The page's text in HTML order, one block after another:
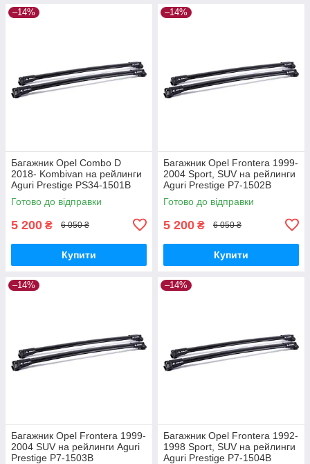
–14%
Багажник Opel Combo D
2018- Kombivan на рейлинги
Aguri Prestige PS34-1501B
Готово до відправки
5 200 ₴ 6 050 ₴
Купити
–14%
Багажник Opel Frontera 1999-
2004 Sport, SUV на рейлинги
Aguri Prestige P7-1502B
Готово до відправки
5 200 ₴ 6 050 ₴
Купити
–14%
Багажник Opel Frontera 1999-
2004 SUV на рейлинги Aguri
Prestige P7-1503B
–14%
Багажник Opel Frontera 1992-
1998 Sport, SUV на рейлинги
Aguri Prestige P7-1504B